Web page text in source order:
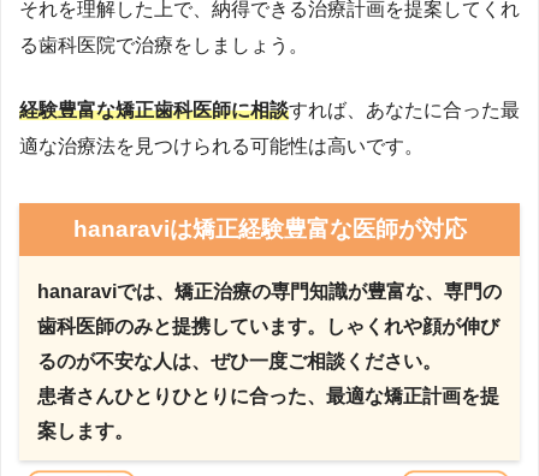
それを理解した上で、納得できる治療計画を提案してくれ
る歯科医院で治療をしましょう。
経験豊富な矯正歯科医師に相談すれば、あなたに合った最
適な治療法を見つけられる可能性は高いです。
hanaraviは矯正経験豊富な医師が対応
hanaraviでは、矯正治療の専門知識が豊富な、専門の
歯科医師のみと提携しています。しゃくれや顔が伸び
るのが不安な人は、ぜひ一度ご相談ください。
患者さんひとりひとりに合った、最適な矯正計画を提
案します。